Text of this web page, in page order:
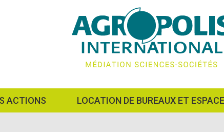
ACTIONS LOCATION DE BUREAUX ET